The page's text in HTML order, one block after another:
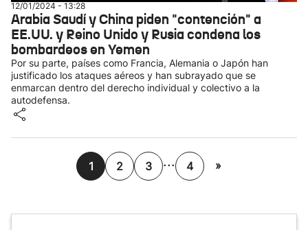
12/01/2024 - 13:28
Arabia Saudí y China piden "contención" a
EE.UU. y Reino Unido y Rusia condena los
bombardeos en Yemen
Por su parte, países como Francia, Alemania o Japón han
justificado los ataques aéreos y han subrayado que se
enmarcan dentro del derecho individual y colectivo a la
autodefensa.
1 2 3 ... 4 »